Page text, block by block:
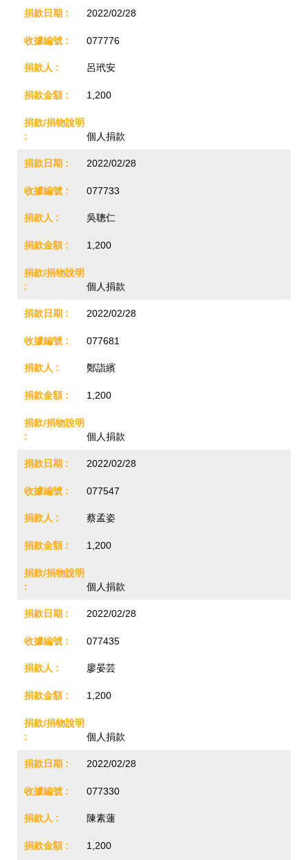
2022/02/28
077776
呂玳安
1,200
個人捐款
2022/02/28
077733
吳聰仁
1,200
個人捐款
2022/02/28
077681
鄭詣繽
1,200
個人捐款
2022/02/28
077547
蔡孟姿
1,200
個人捐款
2022/02/28
077435
廖晏芸
1,200
個人捐款
2022/02/28
077330
陳素蓮
1,200